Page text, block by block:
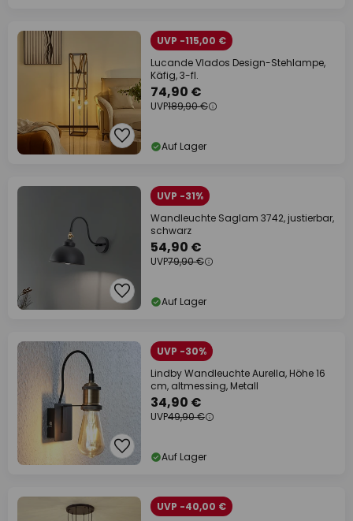
UVP -115,00 €
Lucande Vlados Design-Stehlampe,
Käfig, 3-fl.
74,90 €
UVP189,90 €
Auf Lager
UVP -31%
Wandleuchte Saglam 3742, justierbar,
schwarz
54,90 €
UVP79,90 €
Auf Lager
UVP -30%
Lindby Wandleuchte Aurella, Höhe 16
cm, altmessing, Metall
34,90 €
UVP49,90 €
Auf Lager
UVP -40,00 €